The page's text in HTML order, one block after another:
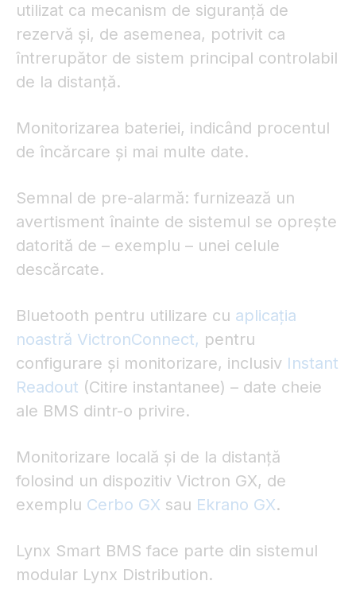
utilizat ca mecanism de siguranță de
rezervă și, de asemenea, potrivit ca
întrerupător de sistem principal controlabil
de la distanță.
Monitorizarea bateriei, indicând procentul
de încărcare și mai multe date.
Semnal de pre-alarmă: furnizează un
avertisment înainte de sistemul se oprește
datorită de – exemplu – unei celule
descărcate.
Bluetooth pentru utilizare cu aplicația
noastră VictronConnect, pentru
configurare și monitorizare, inclusiv Instant
Readout (Citire instantanee) – date cheie
ale BMS dintr-o privire.
Monitorizare locală și de la distanță
folosind un dispozitiv Victron GX, de
exemplu Cerbo GX sau Ekrano GX.
Lynx Smart BMS face parte din sistemul
modular Lynx Distribution.